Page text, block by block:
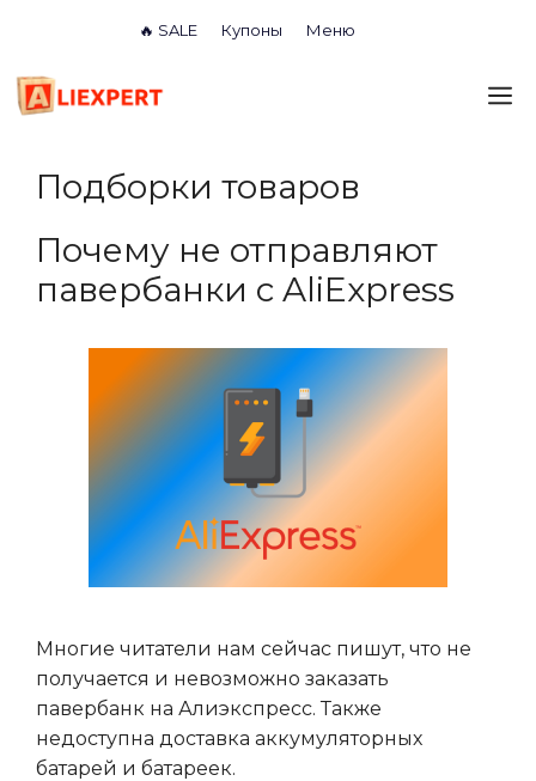
содержимому
🔥 SALE Купоны Меню
Подборки товаров
Почему не отправляют
павербанки с AliExpress
Многие читатели нам сейчас пишут, что не
получается и невозможно заказать
павербанк на Алиэкспресс. Также
недоступна доставка аккумуляторных
батарей и батареек.